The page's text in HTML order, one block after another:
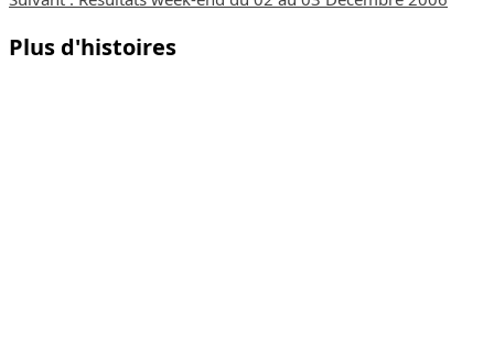
d’article
Plus d'histoires